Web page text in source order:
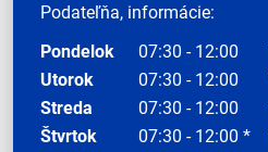
Podateľňa, informácie:
Pondelok
07:30 - 12:00
Utorok
07:30 - 12:00
Streda
07:30 - 12:00
Štvrtok
07:30 - 12:00 *